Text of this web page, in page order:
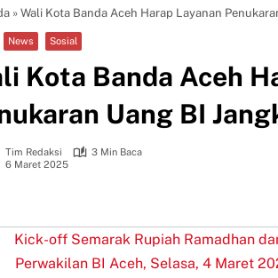
» Wali Kota Banda Aceh Harap Layanan
News Sosial
Kota Banda Aceh
Uang BI
Tim Redaksi
3 Min Baca
6 Maret 2025